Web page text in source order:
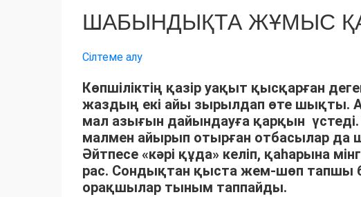
ШАБЫНДЫҚТА ЖҰМЫС
Сілтеме алу
Көпшіліктің қазір уақыт қысқарған
жаздың екі айы зырылдап өте шықты.
мал азығын дайындауға қарқын
малмен айырып отырған отбасылар да
Әйтпесе «кәрі құда» келіп, қаһарына
рас. Сондықтан қыста жем-шөп тапшы
орақшылар тыным таппайды.